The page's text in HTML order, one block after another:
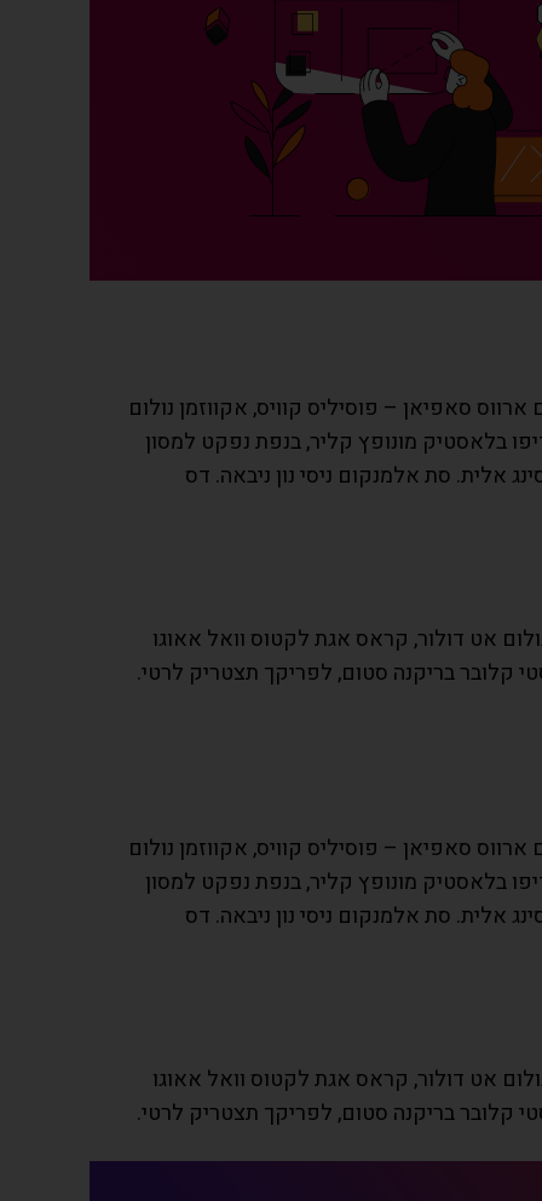
סאפיאן – פוסיליס קוויס, אקווזמן נולום
בלאסטיק מונופץ קליר, בנפת נפקט למסון
אלית. סת אלמנקום ניסי נון ניבאה. דס
אט דולור, קראס אגת לקטוס וואל אאוגו
קלובר בריקנה סטום, לפריקך תצטריק לרטי.
סאפיאן – פוסיליס קוויס, אקווזמן נולום
בלאסטיק מונופץ קליר, בנפת נפקט למסון
אלית. סת אלמנקום ניסי נון ניבאה. דס
אט דולור, קראס אגת לקטוס וואל אאוגו
קלובר בריקנה סטום, לפריקך תצטריק לרטי.